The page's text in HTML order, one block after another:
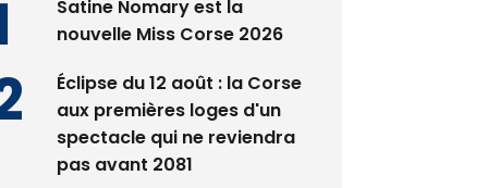
nouvelle Miss Corse 2026
Éclipse du 12 août : la Corse
aux premières loges d'un